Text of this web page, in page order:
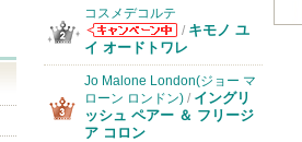
コスメデコルテ
コスメデコルテ
からのお知らせ
があります
/ キモノ ユ
イ オードトワレ
Jo Malone London(ジョー マ
ローン ロンドン) / イングリ
ッシュ ペアー ＆ フリージ
ア コロン